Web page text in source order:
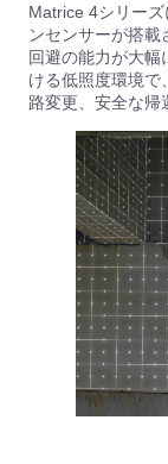
Matrice 4シリー
ンセンサーが搭
回避の能力が大
ける低照度環境で
路変更、安全な帰